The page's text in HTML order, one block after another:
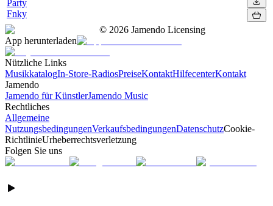
Party
Fnky
© 2026 Jamendo Licensing
App herunterladen
Nützliche Links
MusikkatalogIn-Store-RadiosPreiseKontaktHilfecenterKontakt
Jamendo
Jamendo für KünstlerJamendo Music
Rechtliches
Allgemeine
NutzungsbedingungenVerkaufsbedingungenDatenschutzCookie-
RichtlinieUrheberrechtsverletzung
Folgen Sie uns